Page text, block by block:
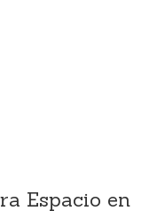
Espacio en